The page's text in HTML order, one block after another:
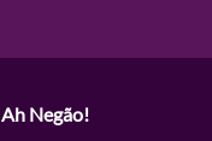
Ah Negão!